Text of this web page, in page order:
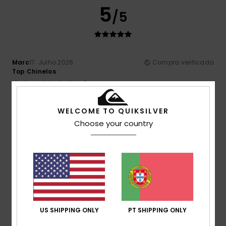
5/5
Marc17. Julho 2026
Compra verificada
Top Chinelos
Mostrar original - Alemão
Relação qualidade/preço
: 5/5 Cor
Eu recomendo este produto
5
Pierrick15. Julho 2026
Estão disponíveis vários tamanhos
Mostrar original - Francês
WELCOME TO QUIKSILVER
Choose your country
US SHIPPING ONLY PT SHIPPING ONLY